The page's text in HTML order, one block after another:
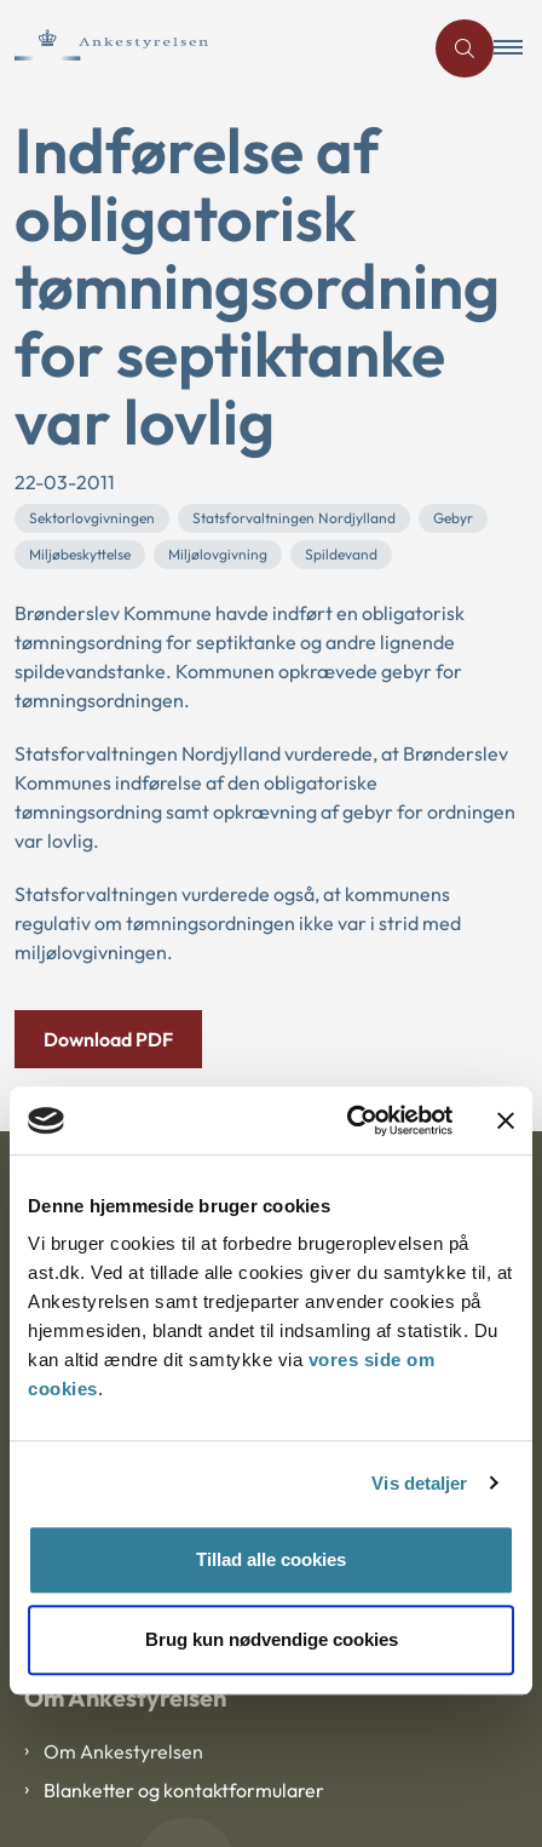
Denne hjemmeside bruger cookies
Vi bruger cookies til at forbedre brugeroplevelsen på
ast.dk. Ved at tillade alle cookies giver du samtykke til, at
Ankestyrelsen samt tredjeparter anvender cookies på
hjemmesiden, blandt andet til indsamling af statistik. Du
kan altid ændre dit samtykke via vores side om
cookies.
Vis detaljer
Tillad alle cookies
Brug kun nødvendige cookies
Indførelse af
obligatorisk
tømningsordning
for septiktanke
var lovlig
22-03-2011
Sektorlovgivningen Statsforvaltningen Nordjylland
Gebyr
Miljøbeskyttelse
Miljølovgivning Spildevand
Brønderslev Kommune havde indført en obligatorisk
tømningsordning for septiktanke og andre lignende
spildevandstanke. Kommunen opkrævede gebyr for
tømningsordningen.
Statsforvaltningen Nordjylland vurderede, at Brønderslev
Kommunes indførelse af den obligatoriske
tømningsordning samt opkrævning af gebyr for ordningen
var lovlig.
Statsforvaltningen vurderede også, at kommunens
regulativ om tømningsordningen ikke var i strid med
miljølovgivningen.
Download PDF
Postadresse:
9000 Aalborg
CVR: 1007 4002
Om Ankestyrelsen
Om Ankestyrelsen
Blanketter og kontaktformularer